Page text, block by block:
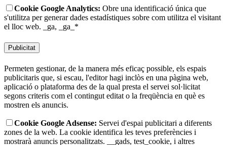
Cookie Google Analytics: Obre una identificació única que
s'utilitza per generar dades estadístiques sobre com utilitza el visitant
el lloc web.
_ga, _ga_*
Publicitat
Permeten gestionar, de la manera més eficaç possible, els espais
publicitaris que, si escau, l'editor hagi inclòs en una pàgina web,
aplicació o plataforma des de la qual presta el servei sol·licitat
segons criteris com el contingut editat o la freqüència en què es
mostren els anuncis.
Cookie Google Adsense: Servei d'espai publicitari a diferents
zones de la web. La cookie identifica les teves preferències i
mostrarà anuncis personalitzats.
__gads, test_cookie, i altres